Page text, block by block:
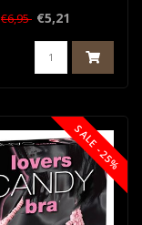
€6,95 €5,21
SALE -25%